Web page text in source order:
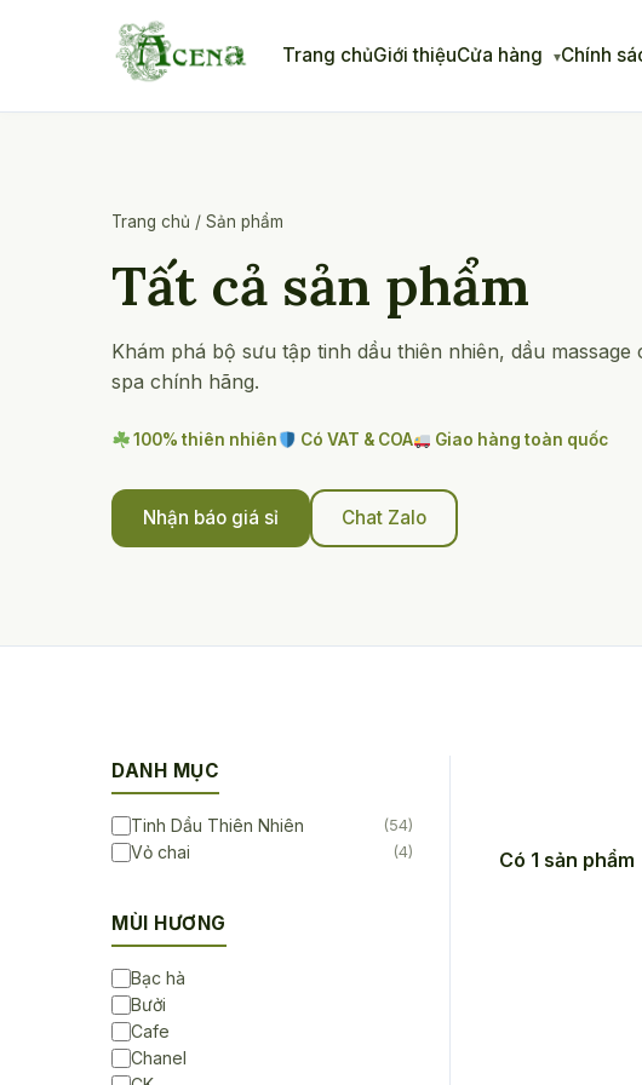
Trang chủGiới thiệuCửa hàng Chính
Trang chủ / Sản phẩm
Tất cả sản phẩm
Khám phá bộ sưu tập tinh dầu thiên nhiên, dầu massage
spa chính hãng.
100% thiên nhiên Có VAT & COA Giao hàng toàn quốc
Nhận báo giá sỉ Chat Zalo
DANH MỤC
Tinh Dầu Thiên Nhiên (54)
Vỏ chai (4)
MÙI HƯƠNG
Bạc hà
Bưởi
Cafe
Chanel
Có 1 sản phẩm